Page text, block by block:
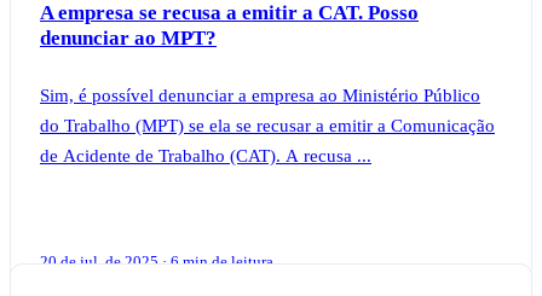
A empresa se recusa a emitir a CAT. Posso
denunciar ao MPT?
Sim, é possível denunciar a empresa ao Ministério Público
do Trabalho (MPT) se ela se recusar a emitir a Comunicação
de Acidente de Trabalho (CAT). A recusa ...
20 de jul. de 2025 · 6 min de leitura